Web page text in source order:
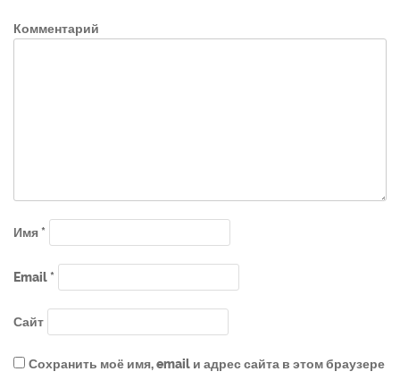
Комментарий
Имя*
Email*
Сайт
Сохранить моё имя, email и адрес сайта в этом браузере